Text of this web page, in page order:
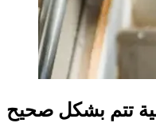
تتم بشكل صحيح